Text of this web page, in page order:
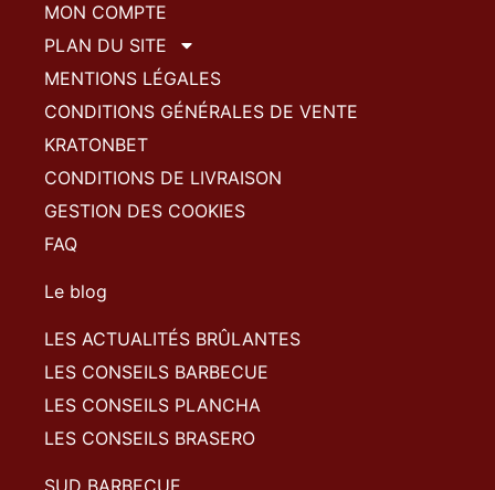
MON COMPTE
PLAN DU SITE
MENTIONS LÉGALES
CONDITIONS GÉNÉRALES DE VENTE
KRATONBET
CONDITIONS DE LIVRAISON
GESTION DES COOKIES
FAQ
Le blog
LES ACTUALITÉS BRÛLANTES
LES CONSEILS BARBECUE
LES CONSEILS PLANCHA
LES CONSEILS BRASERO